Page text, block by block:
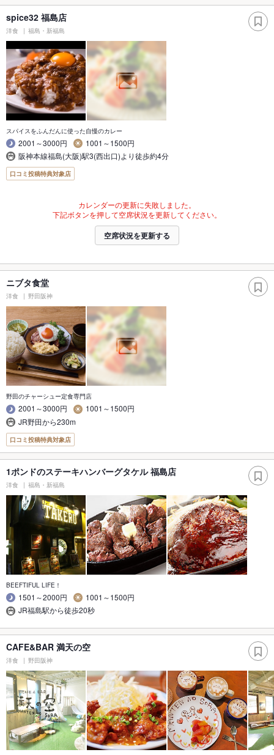
spice32 福島店
洋食 福島・新福島
スパイスをふんだんに使った自慢のカレー
2001～3000円
1001～1500円
阪神本線福島(大阪)駅3(西出口)より徒歩約4分
口コミ投稿特典対象店
カレンダーの更新に失敗しました。
下記ボタンを押して空席状況を更新してください。
空席状況を更新する
ニブタ食堂
洋食 野田阪神
野田のチャーシュー定食専門店
2001～3000円
1001～1500円
JR野田から230m
口コミ投稿特典対象店
1ポンドのステーキハンバーグタケル 福島店
洋食 福島・新福島
BEEFTIFUL LIFE！
1501～2000円
1001～1500円
JR福島駅から徒歩20秒
CAFE&BAR 満天の空
洋食 野田阪神